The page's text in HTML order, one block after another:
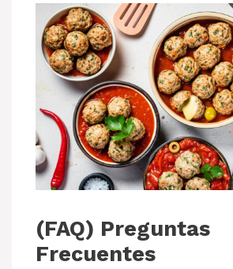
(FAQ) Preguntas
Frecuentes